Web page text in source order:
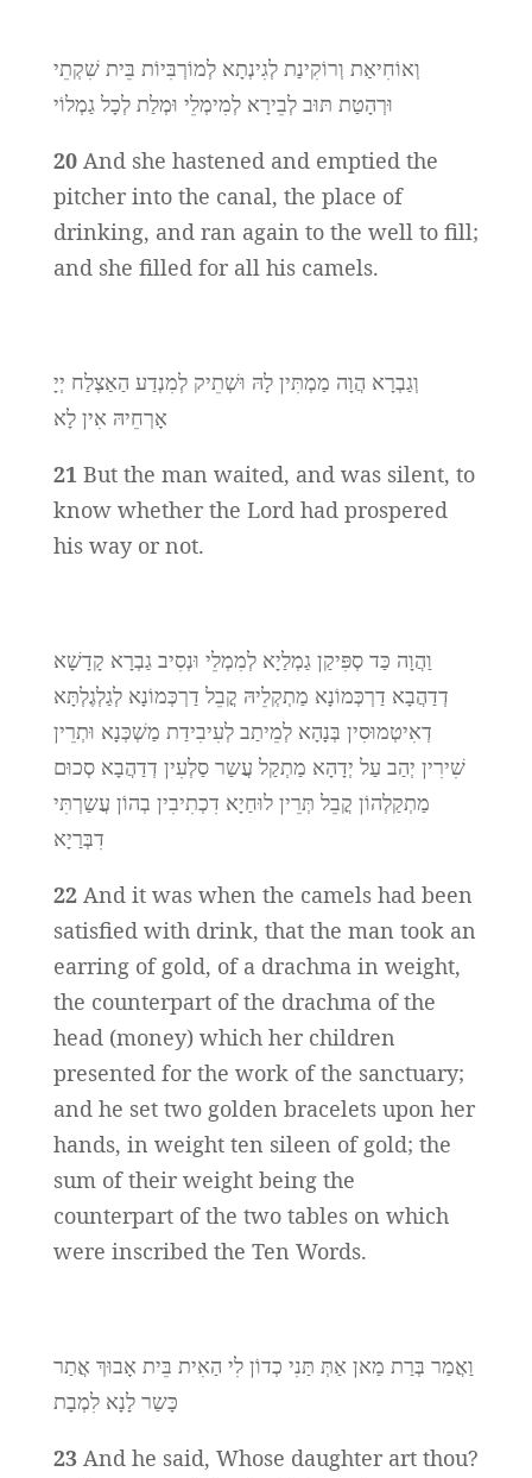
וְאוֹחִיאַת וְרוֹקִינַת לְגִינְתָא לְמוֹרְבִּיוֹת בֵּית שִׁקְתֵי
וּרְהָטַת תּוּב לְבֵירָא לְמִימְלֵי וּמְלַת לְכָל גַמְלוֹי
20 And she hastened and emptied the
pitcher into the canal, the place of
drinking, and ran again to the well to fill;
and she filled for all his camels.
וְגַבְרָא הֲוָה מַמְתִּין לָהּ וּשְׁתֵיק לְמִנְדַע הַאַצְלַח יְיָ
אָרְחֵיהּ אִין לָא
21 But the man waited, and was silent, to
know whether the Lord had prospered
his way or not.
וַהֲוָה כַּד סְפִּיקַן גַמְלַיָא לְמִמְלֵי וּנְסִיב גַבְרָא קָדָשָׁא
דְדַהֲבָא דַרְכְּמוֹנָא מַתְקְלֵיהּ קֳבֵל דַרְכְּמוֹנָא לְגַלְגֶלְתָּא
דְאִיטְמוּסִין בְּנָהָא לְמֵיתַב לְעִיבִידַת מַשְׁכְּנָא וּתְרֵין
שִׁירִין יְהַב עַל יְדָהָא מַתְקַל עֲשַר סַלְעִין דְדַהֲבָא סְכוּם
מַתְקַלְהוֹן קֳבֵל תְּרֵין לוּחַיָא דִכְתִיבִין בְהוֹן עֲשַרְתִּי
דִבְּרַיָא
22 And it was when the camels had been
satisfied with drink, that the man took an
earring of gold, of a drachma in weight,
the counterpart of the drachma of the
head (money) which her children
presented for the work of the sanctuary;
and he set two golden bracelets upon her
hands, in weight ten sileen of gold; the
sum of their weight being the
counterpart of the two tables on which
were inscribed the Ten Words.
וַאֲמַר בְּרַת מַאן אַתְּ תַּנִי כְדוֹן לִי הַאִית בֵּית אָבוּךְ אֲתַר
כָּשַר לָנָא לִמְבָת
23 And he said, Whose daughter art thou?